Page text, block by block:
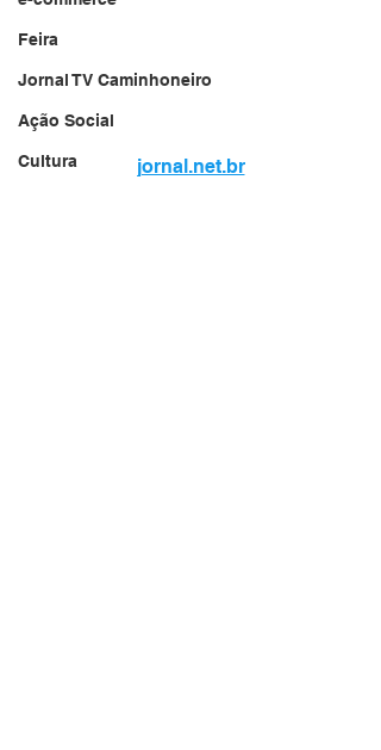
Feira
Jornal TV Caminhoneiro
Ação Social
Cultura jornal.net.br